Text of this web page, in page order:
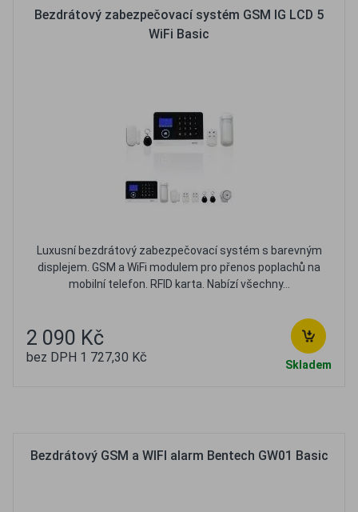
Bezdrátový zabezpečovací systém GSM IG LCD 5
WiFi Basic
Luxusní bezdrátový zabezpečovací systém s barevným
displejem. GSM a WiFi modulem pro přenos poplachů na
mobilní telefon. RFID karta. Nabízí všechny...
2 090 Kč
bez DPH 1 727,30 Kč Skladem
Bezdrátový GSM a WIFI alarm Bentech GW01 Basic